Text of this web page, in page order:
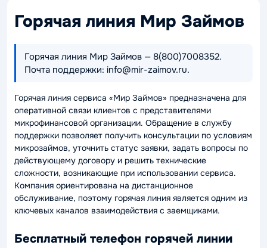
Горячая линия Мир Займов
Горячая линия Мир Займов — 8(800)7008352.
Почта поддержки: info@mir-zaimov.ru.
Горячая линия сервиса «Мир Займов» предназначена для
оперативной связи клиентов с представителями
микрофинансовой организации. Обращение в службу
поддержки позволяет получить консультации по условиям
микрозаймов, уточнить статус заявки, задать вопросы по
действующему договору и решить технические
сложности, возникающие при использовании сервиса.
Компания ориентирована на дистанционное
обслуживание, поэтому горячая линия является одним из
ключевых каналов взаимодействия с заемщиками.
Бесплатный телефон горячей линии